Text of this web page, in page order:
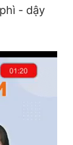
- dậy